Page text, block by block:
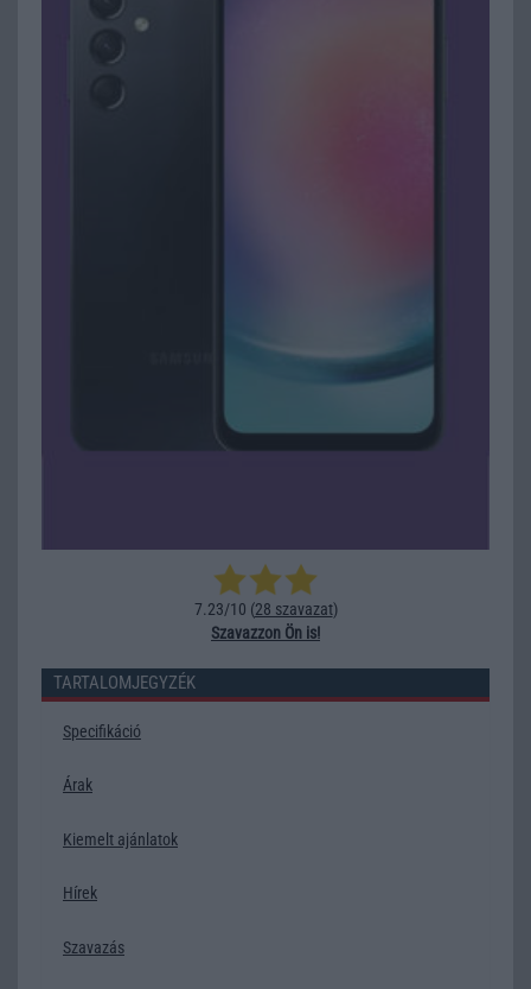
7.23/10 (28 szavazat)
Szavazzon Ön is!
TARTALOMJEGYZÉK
Specifikáció
Árak
Kiemelt ajánlatok
Hírek
Szavazás